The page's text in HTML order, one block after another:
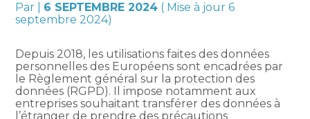
Par 6 SEPTEMBRE 2024 ( Mise à jour 6
septembre 2024)
Depuis 2018, les utilisations faites des données
personnelles des Européens sont encadrées par
le Règlement général sur la protection des
données (RGPD). Il impose notamment aux
entreprises souhaitant transférer des données à
l’étranger de prendre des précautions